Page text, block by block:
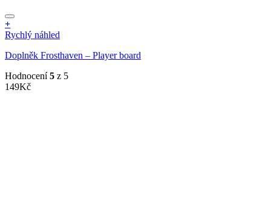
+
Rychlý náhled
Doplněk Frosthaven – Player board
Hodnocení5 z 5
149Kč